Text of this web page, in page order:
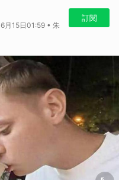
月15日01:59 • 朱
訂閱